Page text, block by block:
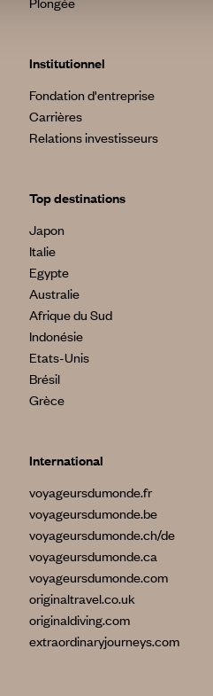
Institutionnel
Fondation d'entreprise
Carrières
Relations investisseurs
Top destinations
Japon
Italie
Egypte
Australie
Afrique du Sud
Indonésie
Etats-Unis
Brésil
Grèce
International
voyageursdumonde.fr
voyageursdumonde.be
voyageursdumonde.ch/de
voyageursdumonde.ca
voyageursdumonde.com
originaltravel.co.uk
originaldiving.com
extraordinaryjourneys.com